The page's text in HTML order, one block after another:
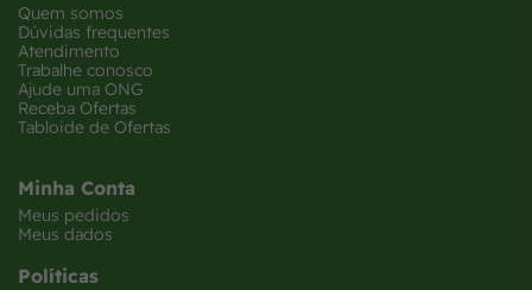
Quem somos
Dúvidas frequentes
Atendimento
Trabalhe conosco
Ajude uma ONG
Receba Ofertas
Tabloide de Ofertas
Minha Conta
Meus pedidos
Meus dados
Políticas